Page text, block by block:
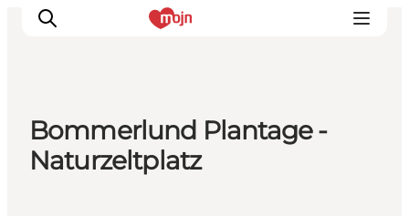
Erlebnisse
Städte und Regionen
Bommerlund Plantage -
Naturzeltplatz